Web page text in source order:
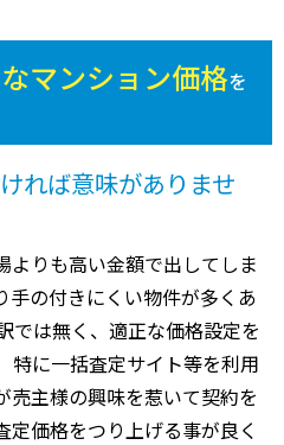
マンション価格を
れば意味がありませ
よりも高い金額で出してしま
手の付きにくい物件が多くあ
では無く、適正な価格設定を
特に一括査定サイト等を利用
売主様の興味を惹いて契約を
価格をつり上げる事が良く